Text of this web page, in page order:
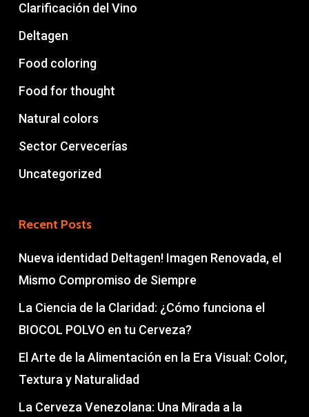
Clarificación del Vino
Deltagen
Food coloring
Food for thought
Natural colors
Sector Cervecerías
Uncategorized
Recent Posts
Nueva identidad Deltagen! Imagen Renovada, el
Mismo Compromiso de Siempre
La Ciencia de la Claridad: ¿Cómo funciona el
BIOCOL POLVO en tu Cerveza?
El Arte de la Alimentación en la Era Visual: Color,
Textura y Naturalidad
La Cerveza Venezolana: Una Mirada a la